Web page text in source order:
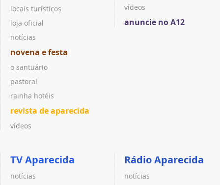
locais turísticos
loja oficial
notícias
novena e festa
o santuário
pastoral
rainha hotéis
revista de aparecida
vídeos
vídeos
anuncie no A12
TV Aparecida
notícias
Rádio Aparecida
notícias